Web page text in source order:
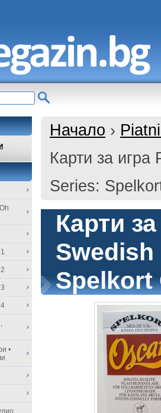
•
Начало ›
Карти за игра
Series:
Карти
Swedish
Spelkort